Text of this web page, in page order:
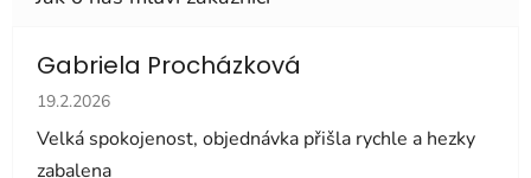
Gabriela Procházková
Hodnocení obchodu je 5 z 5 hvězdiček.
19.2.2026
Velká spokojenost, objednávka přišla rychle a hezky
zabalena